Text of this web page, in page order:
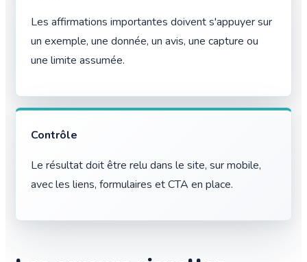
Les affirmations importantes doivent s'appuyer sur
un exemple, une donnée, un avis, une capture ou
une limite assumée.
Contrôle
Le résultat doit être relu dans le site, sur mobile,
avec les liens, formulaires et CTA en place.